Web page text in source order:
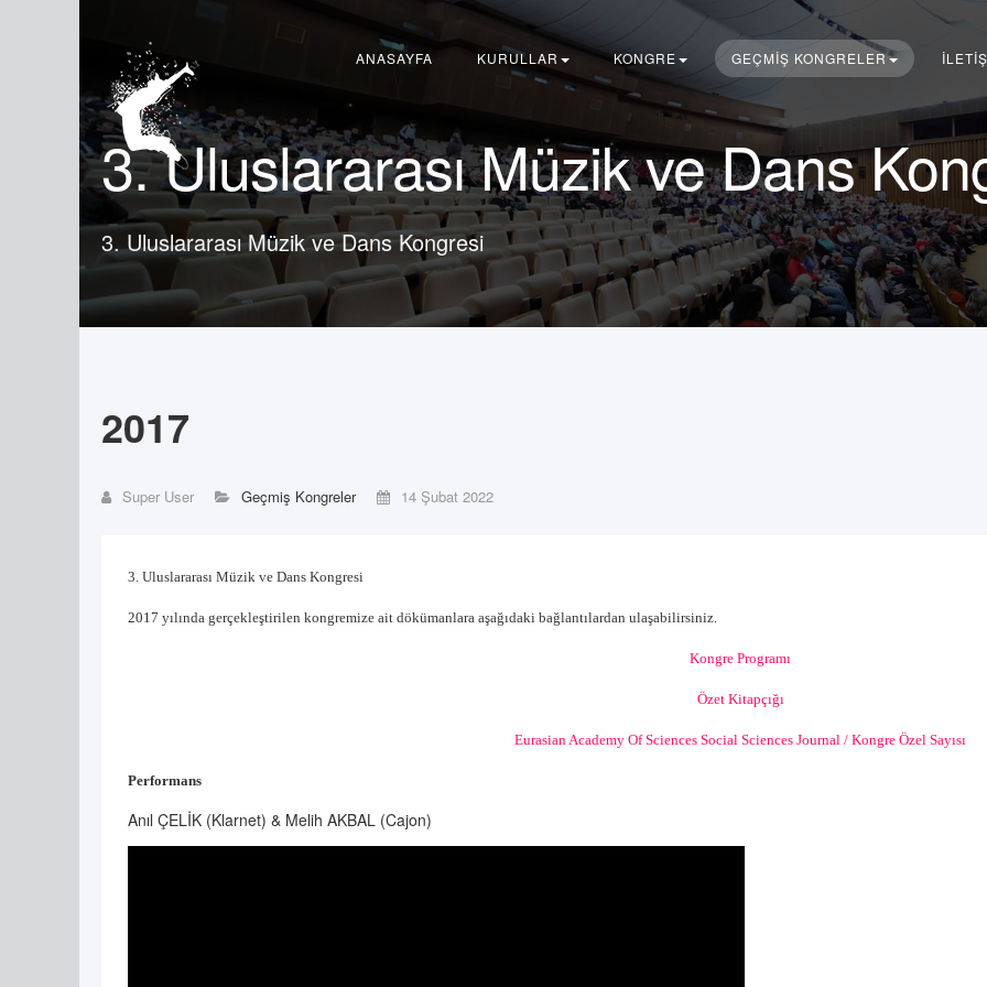
ANASAYFA KURULLAR KONGRE GEÇMIŞ KONGRELER
3. Uluslararası Müzik ve Dans
3. Uluslararası Müzik ve Dans Kongresi
2017
Super User Geçmiş Kongreler 14 Şubat 2022
3. Uluslararası Müzik ve Dans Kongresi
2017 yılında gerçekleştirilen kongremize ait dökümanlara aşağıdaki bağlantılardan ulaşabilirsiniz.
Kongre Programı
Özet Kitapçığı
Eurasian Academy Of Sciences Social Sciences Journal / Kongre Özel Sayısı
Performans
Anıl ÇELİK (Klarnet) & Melih AKBAL (Cajon)